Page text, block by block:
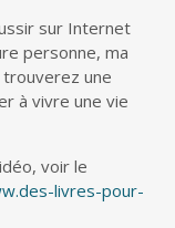
sur Internet
personne, ma
trouverez une
à vivre une vie
voir le
livres-pour-